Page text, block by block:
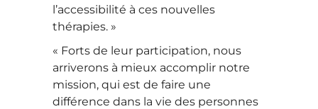
l’accessibilité à ces nouvelles
thérapies. »
« Forts de leur participation, nous
arriverons à mieux accomplir notre
mission, qui est de faire une
différence dans la vie des personnes